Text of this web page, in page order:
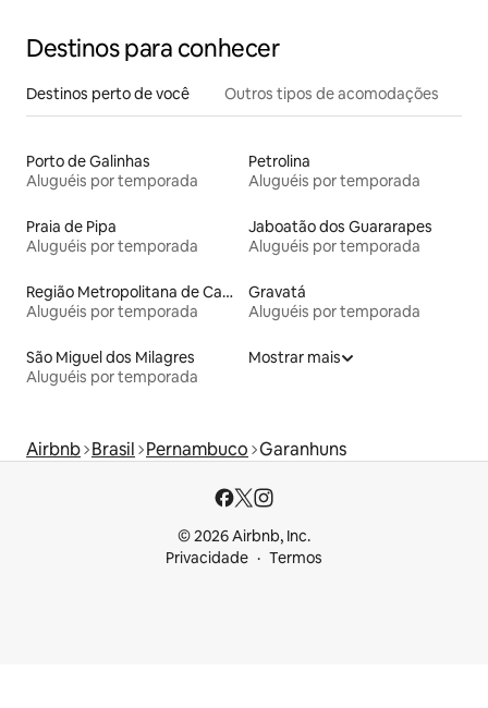
Destinos para conhecer
Destinos perto de você Outros tipos de acomodações
Porto de Galinhas
Aluguéis por temporada
Petrolina
Aluguéis por temporada
Praia de Pipa
Aluguéis por temporada
Jaboatão dos Guararapes
Aluguéis por temporada
Região Metropolitana de Campina Grande
Aluguéis por temporada
Gravatá
Aluguéis por temporada
São Miguel dos Milagres
Aluguéis por temporada
Mostrar mais
Airbnb Brasil Pernambuco Garanhuns
© 2026 Airbnb, Inc.
Privacidade
Termos